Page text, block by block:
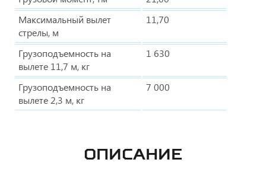
Максимальный вылет
стрелы, м
11,70
Грузоподъемность на
вылете 11,7 м, кг
1 630
Грузоподъемность на
вылете 2,3 м, кг
7 000
ОПИСАНИЕ